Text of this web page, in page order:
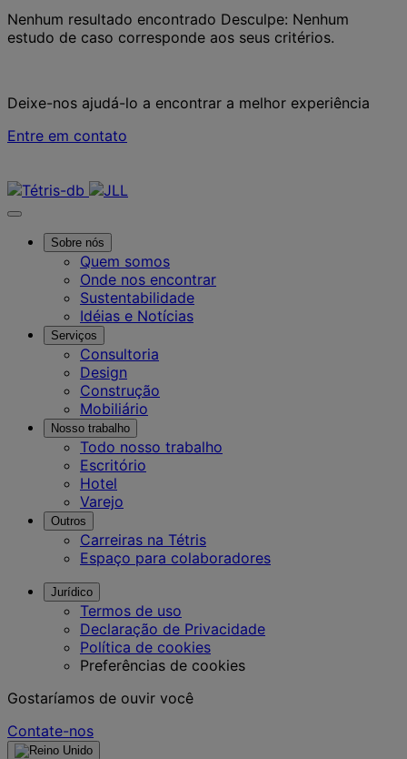
Nenhum resultado encontrado Desculpe: Nenhum
estudo de caso corresponde aos seus critérios.
Deixe-nos ajudá-lo a encontrar a melhor experiência
Entre em contato
Sobre nós
Quem somos
Onde nos encontrar
Sustentabilidade
Idéias e Notícias
Serviços
Consultoria
Design
Construção
Mobiliário
Nosso trabalho
Todo nosso trabalho
Escritório
Hotel
Varejo
Outros
Carreiras na Tétris
Espaço para colaboradores
Jurídico
Termos de uso
Declaração de Privacidade
Política de cookies
Preferências de cookies
Gostaríamos de ouvir você
Contate-nos